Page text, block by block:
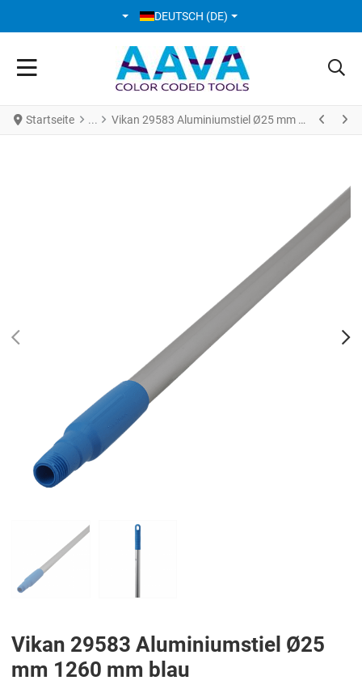
SPRACHE AUSWÄHLEN
DEUTSCH (DE)
Startseite Vikan 29583 Aluminiumstiel Ø25 mm 1260 mm blau
Vikan 29583 Aluminiumstiel Ø25
mm 1260 mm blau